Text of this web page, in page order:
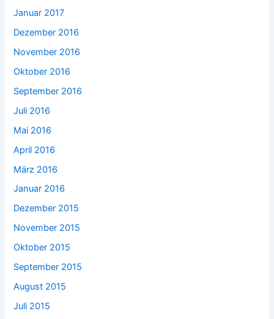
Januar 2017
Dezember 2016
November 2016
Oktober 2016
September 2016
Juli 2016
Mai 2016
April 2016
März 2016
Januar 2016
Dezember 2015
November 2015
Oktober 2015
September 2015
August 2015
Juli 2015